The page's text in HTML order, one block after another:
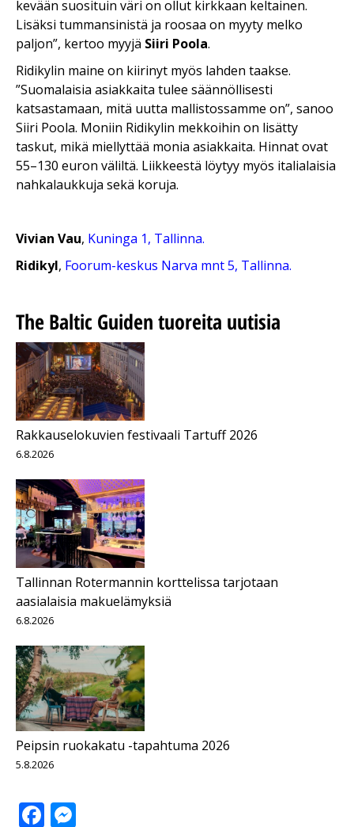
kevään suosituin väri on ollut kirkkaan keltainen.
Lisäksi tummansinistä ja roosaa on myyty melko
paljon”, kertoo myyjä Siiri Poola.
Ridikylin maine on kiirinyt myös lahden taakse.
”Suomalaisia asiakkaita tulee säännöllisesti
katsastamaan, mitä uutta mallistossamme on”, sanoo
Siiri Poola. Moniin Ridikylin mekkoihin on lisätty
taskut, mikä miellyttää monia asiakkaita. Hinnat ovat
55–130 euron väliltä. Liikkeestä löytyy myös italialaisia
nahkalaukkuja sekä koruja.
Vivian Vau, Kuninga 1, Tallinna.
Ridikyl, Foorum-keskus Narva mnt 5, Tallinna.
The Baltic Guiden tuoreita uutisia
Rakkauselokuvien festivaali Tartuff 2026
6.8.2026
Tallinnan Rotermannin korttelissa tarjotaan
aasialaisia makuelämyksiä
6.8.2026
Peipsin ruokakatu -tapahtuma 2026
5.8.2026
Facebook